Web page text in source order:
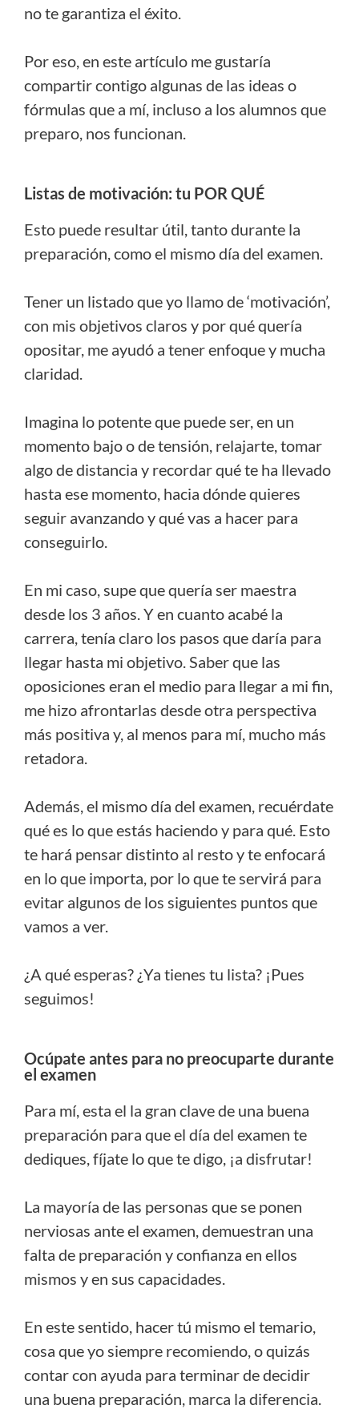
no te garantiza el éxito.
Por eso, en este artículo me gustaría
compartir contigo algunas de las ideas o
fórmulas que a mí, incluso a los alumnos que
preparo, nos funcionan.
Listas de motivación: tu POR QUÉ
Esto puede resultar útil, tanto durante la
preparación, como el mismo día del examen.
Tener un listado que yo llamo de ‘motivación’,
con mis objetivos claros y por qué quería
opositar, me ayudó a tener enfoque y mucha
claridad.
Imagina lo potente que puede ser, en un
momento bajo o de tensión, relajarte, tomar
algo de distancia y recordar qué te ha llevado
hasta ese momento, hacia dónde quieres
seguir avanzando y qué vas a hacer para
conseguirlo.
En mi caso, supe que quería ser maestra
desde los 3 años. Y en cuanto acabé la
carrera, tenía claro los pasos que daría para
llegar hasta mi objetivo. Saber que las
oposiciones eran el medio para llegar a mi fin,
me hizo afrontarlas desde otra perspectiva
más positiva y, al menos para mí, mucho más
retadora.
Además, el mismo día del examen, recuérdate
qué es lo que estás haciendo y para qué. Esto
te hará pensar distinto al resto y te enfocará
en lo que importa, por lo que te servirá para
evitar algunos de los siguientes puntos que
vamos a ver.
¿A qué esperas? ¿Ya tienes tu lista? ¡Pues
seguimos!
Ocúpate antes para no preocuparte durante
el examen
Para mí, esta el la gran clave de una buena
preparación para que el día del examen te
dediques, fíjate lo que te digo, ¡a disfrutar!
La mayoría de las personas que se ponen
nerviosas ante el examen, demuestran una
falta de preparación y confianza en ellos
mismos y en sus capacidades.
En este sentido, hacer tú mismo el temario,
cosa que yo siempre recomiendo, o quizás
contar con ayuda para terminar de decidir
una buena preparación, marca la diferencia.